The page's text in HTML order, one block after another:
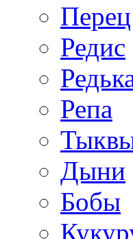
Редис
Репа
Дыни
Бобы